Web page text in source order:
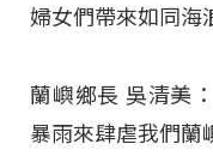
婦女們帶來如同海
蘭嶼鄉長 吳清美
暴雨來肆虐我們蘭